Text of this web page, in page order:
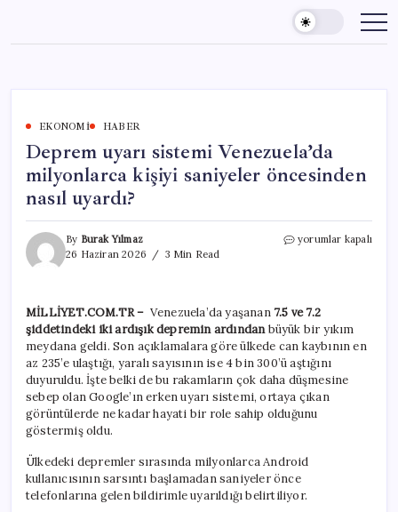
content
EKONOMI HABER
Deprem uyarı sistemi Venezuela’da
milyonlarca kişiyi saniyeler öncesinden
nasıl uyardı?
By Burak Yılmaz
26 Haziran 2026
3 Min Read
Deprem
kişiyi
saniyeler
öncesinden
nasıl
uyardı?
için
yorumlar kapalı
MİLLİYET.COM.TR – Venezuela’da yaşanan 7.5 ve 7.2
şiddetindeki iki ardışık depremin ardındanbüyük bir yıkım
meydana geldi. Son açıklamalara göre ülkede can kaybının en
az 235’e ulaştığı, yaralı sayısının ise 4 bin 300’ü aştığını
duyuruldu. İşte belki de bu rakamların çok daha düşmesine
sebep olan Google’ın erken uyarı sistemi, ortaya çıkan
görüntülerde ne kadar hayati bir role sahip olduğunu
göstermiş oldu.
Ülkedeki depremler sırasında milyonlarca Android
kullanıcısının sarsıntı başlamadan saniyeler önce
telefonlarına gelen bildirimle uyarıldığı belirtiliyor.